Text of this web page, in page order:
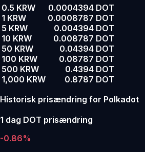
0.5 KRW
0.0004394 DOT
1 KRW
0.0008787 DOT
5 KRW
0.004394 DOT
10 KRW
0.008787 DOT
50 KRW
0.04394 DOT
100 KRW
0.08787 DOT
500 KRW
0.4394 DOT
1,000 KRW
0.8787 DOT
Historisk prisændring for Polkadot
1 dag DOT prisændring
-0.86%